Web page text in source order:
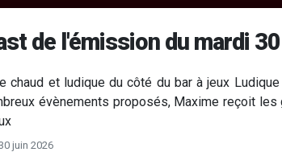
de l'émission du mardi
chaud et ludique du côté du bar à jeux
évènements proposés, Maxime reçoit les
juin 2026